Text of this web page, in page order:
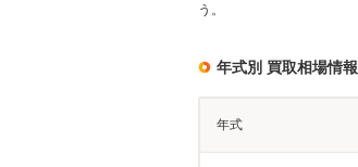
う。
年式別 買取相場情報
年式